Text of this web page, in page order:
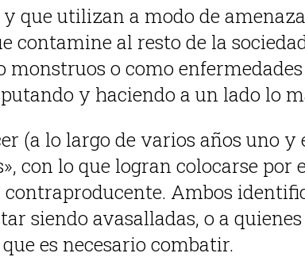
que utilizan a modo de
contamine al resto de la
o como
y haciendo a un lado lo
(a lo largo de varios años uno y
con lo que logran colocarse por
Ambos
siendo avasalladas, o a
es necesario combatir.